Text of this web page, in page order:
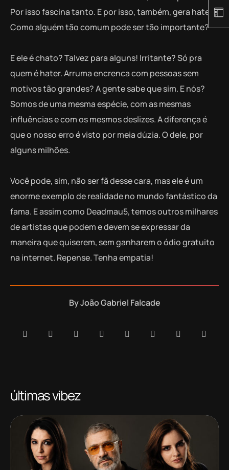
Por isso fascina tanto. E por isso, também, gera hate.
Como alguém tão comum pode ser tão importante?
E ele é chato? Talvez para alguns! Irritante? Só pra
quem é hater. Arruma encrenca com pessoas sem
motivos tão grandes? A gente sabe que sim. E nós?
Somos de uma mesma espécie, com as mesmas
influências e com os mesmos deslizes. A diferença é
que o nosso erro é visto por meia dúzia. O dele, por
alguns milhões.
Você pode, sim, não ser fã desse cara, mas ele é um
enorme exemplo de realidade no mundo fantástico da
fama. E assim como Deadmau5, temos outros milhares
de artistas que podem e devem se expressar da
maneira que quiserem, sem ganharem o ódio gratuito
na internet. Repense. Tenha empatia!
ByJoão Gabriel Falcade
últimas vibez